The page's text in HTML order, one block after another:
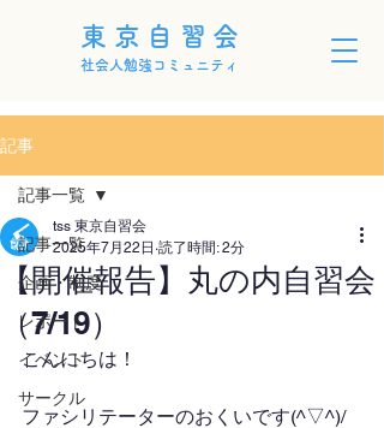
東京自習会
社会人勉強コミュニティ
記事
記事一覧
企画・制度
レポート
イベント
サークル
記事一覧
【開催報告】丸の内自習会
（7/19）
tss 東京自習会
2025年7月22日 読了時間: 2分
こんにちは！
ファシリテーターのおくいです(^▽^)/